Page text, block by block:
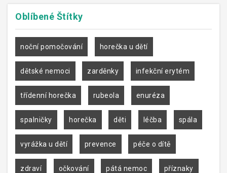
Oblíbené Štítky
noční pomočování horečka u dětí
dětské nemoci zarděnky infekční erytém
třídenní horečka rubeola enuréza
spalničky horečka děti léčba spála
vyrážka u dětí prevence péče o dítě
zdraví očkování pátá nemoc příznaky